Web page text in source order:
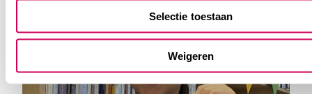
Selectie toestaan
Weigeren